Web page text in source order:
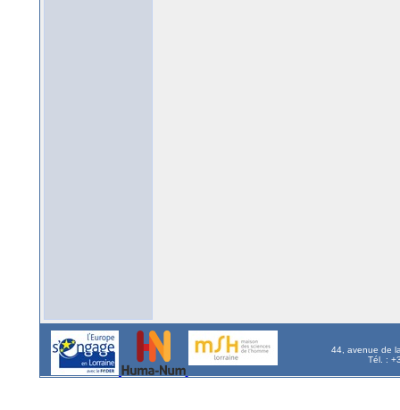
44, avenue de
Tél. :